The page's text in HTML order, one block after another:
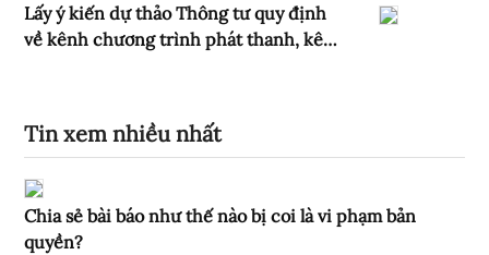
Lấy ý kiến dự thảo Thông tư quy định
về kênh chương trình phát thanh, kênh
truyền thiết yếu của quốc gia và của
địa phương
Tin xem nhiều nhất
Chia sẻ bài báo như thế nào bị coi là vi phạm bản
quyền?